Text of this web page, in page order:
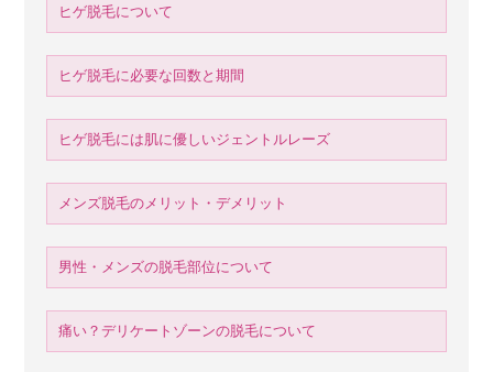
ヒゲ脱毛について
ヒゲ脱毛に必要な回数と期間
ヒゲ脱毛には肌に優しいジェントルレーズ
メンズ脱毛のメリット・デメリット
男性・メンズの脱毛部位について
痛い？デリケートゾーンの脱毛について